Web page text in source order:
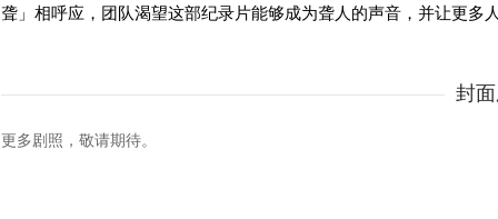
聋」相呼应，团队渴望这部纪录片能够成为聋人的声音，并让更多
封
更多剧照，敬请期待。